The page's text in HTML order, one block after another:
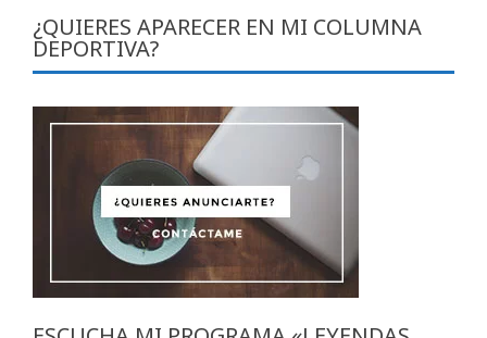
¿QUIERES APARECER EN MI COLUMNA
DEPORTIVA?